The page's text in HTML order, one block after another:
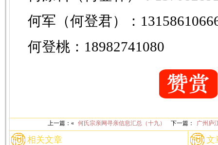
何军（何登君）：
何登桃：18982741080
上一篇：« 何氏宗亲网寻亲信息汇总（十九） 下一篇： 广州庐
相关文章 文